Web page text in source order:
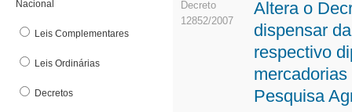
Denúncia Eletrônica
E
Estrutura Básica
O
Nacional
Leis Complementares
Leis Ordinárias
Decretos
Decreto
12852/2007
Altera o
dispensar
respectivo
Pesquisa